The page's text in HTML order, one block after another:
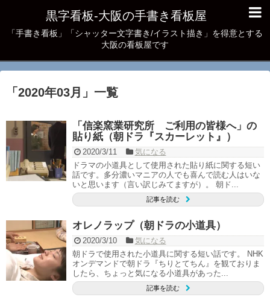
黒字看板‐大阪の手書き看板屋
「手書き看板」「シャッター文字書き/イラスト描き」を得意とする
大阪の看板屋です
「 2020年03月 」 一覧
「信楽窯業研究所 ご利用の皆様へ」の
貼り紙（朝ドラ『スカーレット』）
2020/3/11
気になる
ドラマの小道具として使用された貼り紙に関する短い
話です。多分濃いマニアの人でも喜んで読む人はいな
いと思います（言い訳じみてますが）。 朝ド...
記事を読む
オレノラップ（朝ドラの小道具）
2020/3/10
気になる
朝ドラで使用された小道具に関する短い話です。 NHK
オンデマンドで朝ドラ『ちりとてちん』を観ておりま
したら、ちょっと気になる小道具があった...
記事を読む